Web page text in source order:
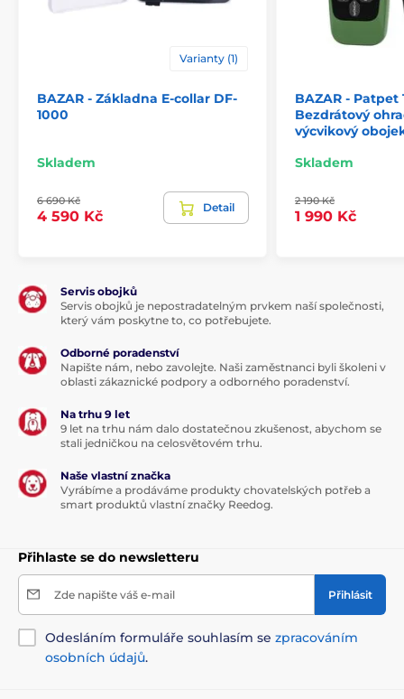
libovolně dlouho. Základna je voděodolná,
doporučujeme její umístění do suchého prostředí.
Počet psů
CANIFUGUE MIX je možné použít pro
dalších obojků jej můžete jednoduše
Délka obojku
na krku. Délka obojku je nastavitelná od 10 až do
70cm.
Váha a rozměry
hloubku 4,1cm. Přijímač má šířku 6,3cm,
výšku 4,2cm a hloubku 3,1cm a jeho váha
je 82 gramů.
Technické specifikace se mohou změnit bez
výslovného upozornění. Obrázky mají pouze
ilustrativní charakter.
Produkt je zařazen v kategoriích
Varianty (1)
BAZAR - Základna E-collar DF-
1000
Skladem
6 690 Kč
4 590 Kč
Detail
BAZAR - Patpet
Bezdrátový
výcvikový
Skladem
2 190 Kč
1 990 Kč
Servis obojků
Servis obojků je nepostradatelným prvkem naší společnosti,
který vám poskytne to, co potřebujete.
Odborné poradenství
Napište nám, nebo zavolejte. Naši zaměstnanci byli školeni v
oblasti zákaznické podpory a odborného poradenství.
Na trhu 9 let
9 let na trhu nám dalo dostatečnou zkušenost, abychom se
stali jedničkou na celosvětovém trhu.
Naše vlastní značka
Vyrábíme a prodáváme produkty chovatelských potřeb a
smart produktů vlastní značky Reedog.
Přihlaste se do newsletteru
Zde napište váš e-mail Přihlásit
Odesláním formuláře souhlasím se zpracováním
osobních údajů.